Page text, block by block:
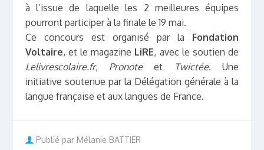
à l’issue de laquelle les 2 meilleures équipes
pourront participer à la finale le 19 mai.
Ce concours est organisé par la Fondation
Voltaire, et le magazine LiRE, avec le soutien de
Lelivrescolaire.fr, Pronoteet Twictée. Une
initiative soutenue par la Délégation générale à la
langue française et aux langues de France.
Publié par Mélanie BATTIER